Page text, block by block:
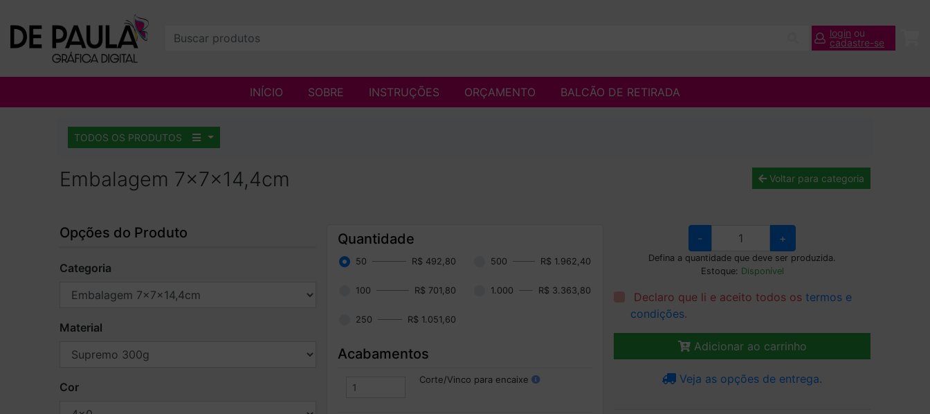
login ou
cadastre-se
INÍCIO SOBRE INSTRUÇÕES ORÇAMENTO BALCÃO DE RETIRADA
TODOS OS PRODUTOS
Embalagem 7x7x14,4cm Voltar para categoria
Opções do Produto
Categoria
Material
Cor
Quantidade
50 R$ 492,80 500 R$ 1.962,40
100 R$ 701,80 1.000 R$ 3.363,80
250 R$ 1.051,60
Acabamentos
Corte/Vinco para encaixe
- +
Defina a quantidade que deve ser produzida.
Estoque: Disponível
Declaro que li e aceito todos ostermos e
condições.
Adicionar ao carrinho
Veja as opções de entrega.